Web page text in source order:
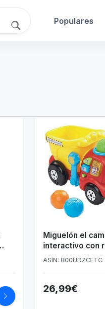
Populares
Miguelón el
interactivo con
bebés +12 meses
ASIN: B00UDZCETC
26,99€